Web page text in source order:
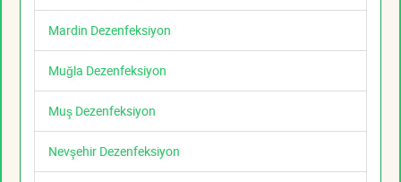
Mardin Dezenfeksiyon
Muğla Dezenfeksiyon
Muş Dezenfeksiyon
Nevşehir Dezenfeksiyon